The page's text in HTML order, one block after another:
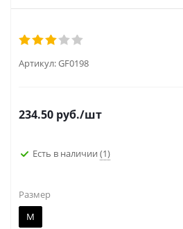
Артикул:GF0198
234.50 руб./шт
Есть в наличии (1)
Размер
M